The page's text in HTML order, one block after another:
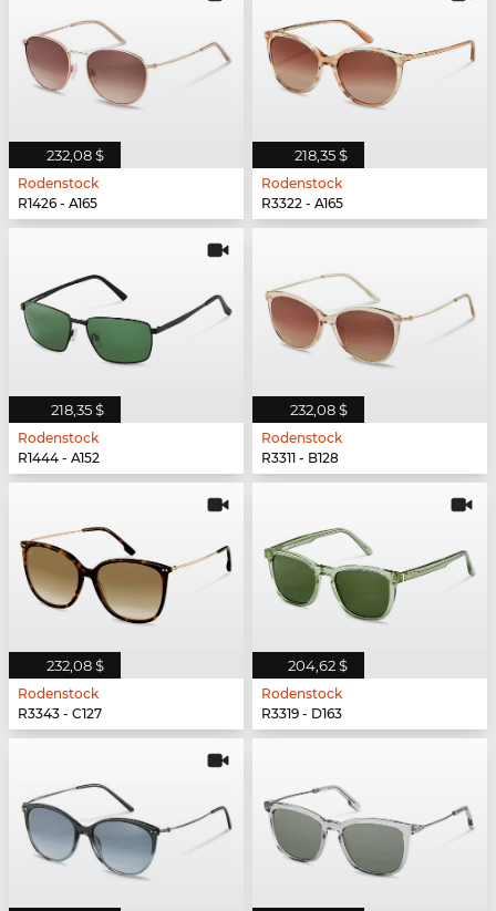
232,08 $
Rodenstock
R1426 - A165
218,35 $
Rodenstock
R3322 - A165
218,35 $
Rodenstock
R1444 - A152
232,08 $
Rodenstock
R3311 - B128
232,08 $
Rodenstock
R3343 - C127
204,62 $
Rodenstock
R3319 - D163